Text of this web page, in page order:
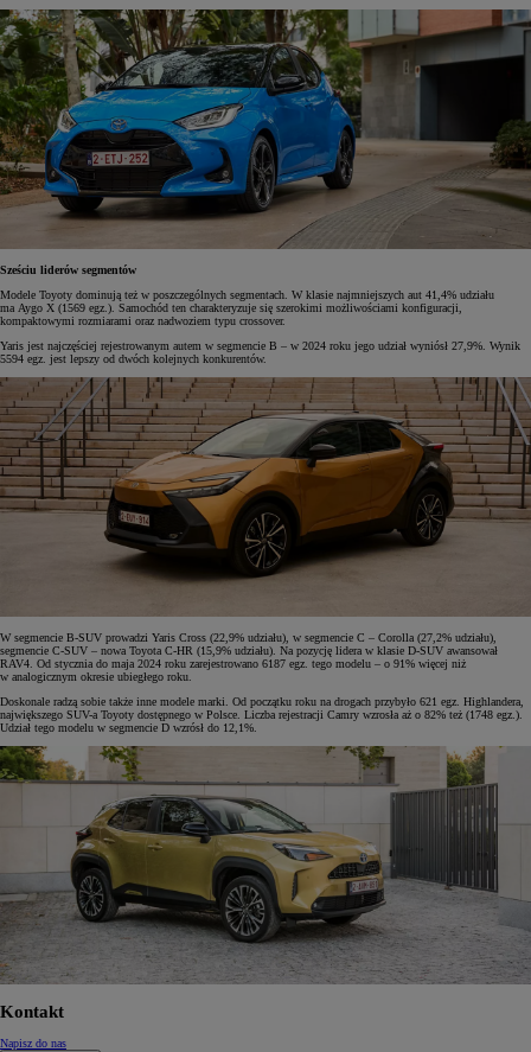
Sześciu liderów segmentów
Modele Toyoty dominują też w poszczególnych segmentach. W klasie najmniejszych aut 41,4% udziału
ma Aygo X (1569 egz.). Samochód ten charakteryzuje się szerokimi możliwościami konfiguracji,
kompaktowymi rozmiarami oraz nadwoziem typu crossover.
Yaris jest najczęściej rejestrowanym autem w segmencie B – w 2024 roku jego udział wyniósł 27,9%. Wynik
5594 egz. jest lepszy od dwóch kolejnych konkurentów.
W segmencie B-SUV prowadzi Yaris Cross (22,9% udziału), w segmencie C – Corolla (27,2% udziału),
segmencie C-SUV – nowa Toyota C-HR (15,9% udziału). Na pozycję lidera w klasie D-SUV awansował
RAV4. Od stycznia do maja 2024 roku zarejestrowano 6187 egz. tego modelu – o 91% więcej niż
w analogicznym okresie ubiegłego roku.
Doskonale radzą sobie także inne modele marki. Od początku roku na drogach przybyło 621 egz. Highlandera,
największego SUV-a Toyoty dostępnego w Polsce. Liczba rejestracji Camry wzrosła aż o 82% też (1748 egz.).
Udział tego modelu w segmencie D wzrósł do 12,1%.
Kontakt
Napisz do nas